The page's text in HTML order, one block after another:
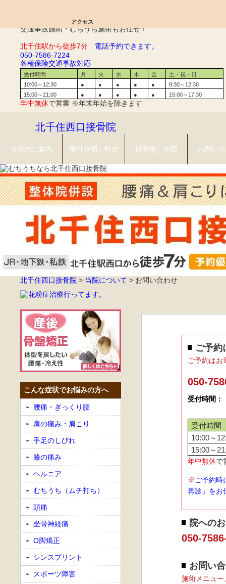
お問い合わせ｜北千住西口接骨院
交通事故施術・むちうち施術もお任せ！
北千住駅から徒歩7分 電話予約できます。
050-7586-7224
各種保険交通事故対応
受付時間 月 火 水 木 金
土・祝・日
10:00～12:30
● ● ● ● ●
8:30～12:30
15:00～21:00
● ● ● ● ● 15:00～17:30
年中無休で営業 ※年末年始を除きます
アクセス
北千住西口接骨院
当院のご案内 受付時間・料金 所在地・地図 お問い
北千住西口接骨院 > 当院について > お問い合わせ
ご予約
ご予約はお
050-
受付時間：
受付時間
10:00～
15:00～
年中無休で
※ ご予約時
再診」をお
院への
050-
お問い
施術メニュ
こんな症状でお悩みの方へ
腰痛・ぎっくり腰
肩の痛み・肩こり
手足のしびれ
膝の痛み
ヘルニア
むちうち（ムチ打ち）
頭痛
坐骨神経痛
O脚矯正
シンスプリント
スポーツ障害